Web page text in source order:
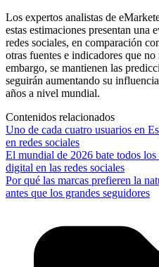
Los expertos analistas de
estas estimaciones presentan una
redes sociales, en comparación
otras fuentes e indicadores que
embargo, se mantienen las
seguirán aumentando su
años a nivel mundial.
Contenidos relacionados
Uno de cada cuatro usuarios en
en redes sociales
El mundial de 2026 bate todos
digital en las redes sociales
Por qué las marcas prefieren la
antes que los grandes seguidores